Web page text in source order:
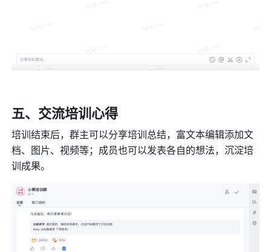
五、交流培训心得
培训结束后，群主可以分享培训总结，富文本编辑添加文
档、图片、视频等；成员也可以发表各自的想法，沉淀培
训成果。